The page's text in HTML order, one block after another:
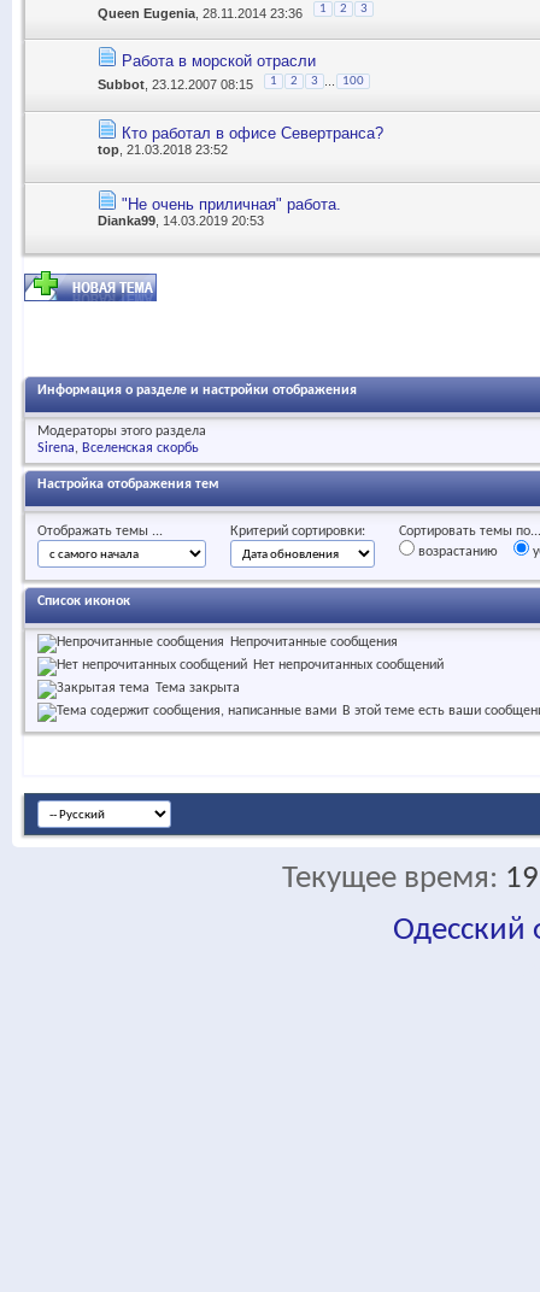
Queen Eugenia , 28.11.2014 23:36 1 2 3
Работа в морской отрасли
Subbot , 23.12.2007 08:15 1 2 3 100
Кто работал в офисе Севертранса?
top , 21.03.2018 23:52
"Не очень приличная" работа.
Dianka99 , 14.03.2019 20:53
Информация о разделе и настройки отображения
Модераторы этого раздела
Sirena Вселенская скорбь
Настройка отображения тем
Отображать темы ... Критерий сортировки:
Сортировать темы по...
возрастанию
Список иконок
Непрочитанные сообщения
Нет непрочитанных сообщений
Тема закрыта
В этой теме есть ваши
Текущее время:
Одесский